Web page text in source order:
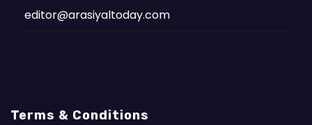
editor@arasiyaltoday.com
Terms & Conditions